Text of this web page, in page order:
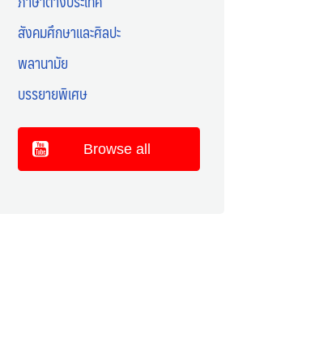
สังคมศึกษาและศิลปะ
พลานามัย
บรรยายพิเศษ
Browse all